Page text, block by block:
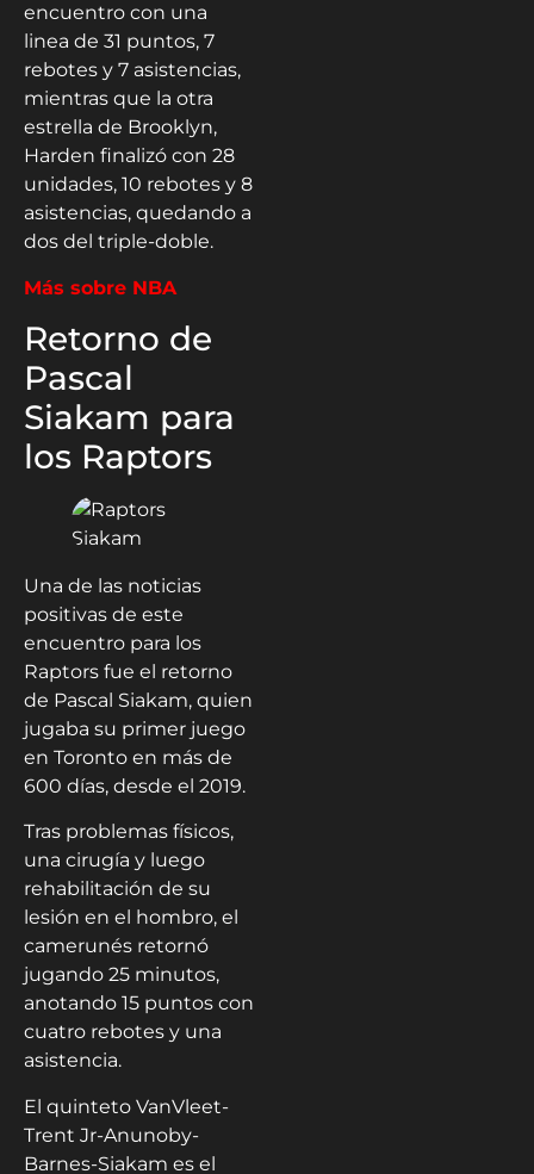
encuentro con una
linea de 31 puntos, 7
rebotes y 7 asistencias,
mientras que la otra
estrella de Brooklyn,
Harden finalizó con 28
unidades, 10 rebotes y 8
asistencias, quedando a
dos del triple-doble.
Más sobre NBA
Retorno de
Pascal
Siakam para
los Raptors
Una de las noticias
positivas de este
encuentro para los
Raptors fue el retorno
de Pascal Siakam, quien
jugaba su primer juego
en Toronto en más de
600 días, desde el 2019.
Tras problemas físicos,
una cirugía y luego
rehabilitación de su
lesión en el hombro, el
camerunés retornó
jugando 25 minutos,
anotando 15 puntos con
cuatro rebotes y una
asistencia.
El quinteto VanVleet-
Trent Jr-Anunoby-
Barnes-Siakam es el